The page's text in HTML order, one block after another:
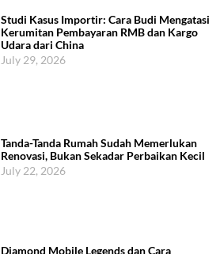
Studi Kasus Importir: Cara Budi Mengatasi
Kerumitan Pembayaran RMB dan Kargo
Udara dari China
July 29, 2026
Tanda-Tanda Rumah Sudah Memerlukan
Renovasi, Bukan Sekadar Perbaikan Kecil
July 22, 2026
Diamond Mobile Legends dan Cara